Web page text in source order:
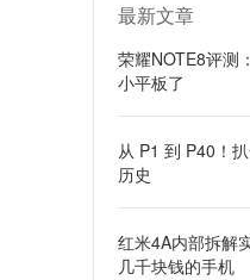
最新文章
荣耀NOTE8评测
小平板了
从 P1 到 P40！
历史
红米4A内部拆解
几千块钱的手机